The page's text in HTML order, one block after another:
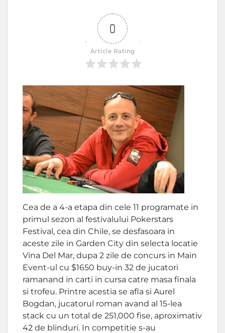
0
Article Rating
Cea de a 4-a etapa din cele 11 programate in
primul sezon al festivalului Pokerstars
Festival, cea din Chile, se desfasoara in
aceste zile in Garden City din selecta locatie
Vina Del Mar, dupa 2 zile de concurs in Main
Event-ul cu $1650 buy-in 32 de jucatori
ramanand in carti in cursa catre masa finala
si trofeu. Printre acestia se afla si Aurel
Bogdan, jucatorul roman avand al 15-lea
stack cu un total de 251,000 fise, aproximativ
42 de blinduri. In competitie s-au